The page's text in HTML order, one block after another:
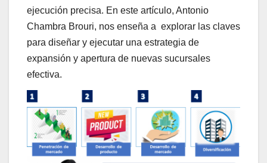
ejecución precisa. En este artículo, Antonio
Chambra Brouri, nos enseña a explorar las claves
para diseñar y ejecutar una estrategia de
expansión y apertura de nuevas sucursales
efectiva.